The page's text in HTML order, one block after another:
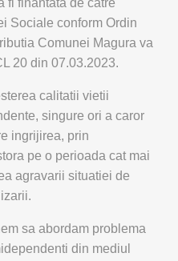
fi finantata de catre
Sociale conform Ordin
Comunei Magura va
20 din 07.03.2023.
calitatii vietii
singure ori a caror
ingrijirea, prin
pe o perioada cat mai
agravarii situatiei de
sa abordam problema
din mediul